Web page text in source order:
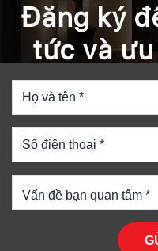
Đăng ký
tức và